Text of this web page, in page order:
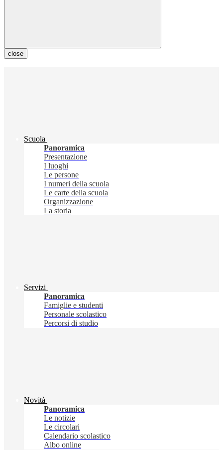
close
Scuola
Panoramica
Presentazione
I luoghi
Le persone
I numeri della scuola
Le carte della scuola
Organizzazione
La storia
Servizi
Panoramica
Famiglie e studenti
Personale scolastico
Percorsi di studio
Novità
Panoramica
Le notizie
Le circolari
Calendario scolastico
Albo online